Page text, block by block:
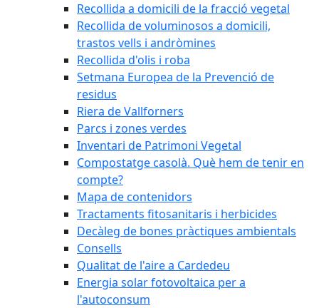
Recollida a domicili de la fracció vegetal
Recollida de voluminosos a domicili,
trastos vells i andròmines
Recollida d'olis i roba
Setmana Europea de la Prevenció de
residus
Riera de Vallforners
Parcs i zones verdes
Inventari de Patrimoni Vegetal
Compostatge casolà. Què hem de tenir en
compte?
Mapa de contenidors
Tractaments fitosanitaris i herbicides
Decàleg de bones pràctiques ambientals
Consells
Qualitat de l'aire a Cardedeu
Energia solar fotovoltaica per a
l'autoconsum